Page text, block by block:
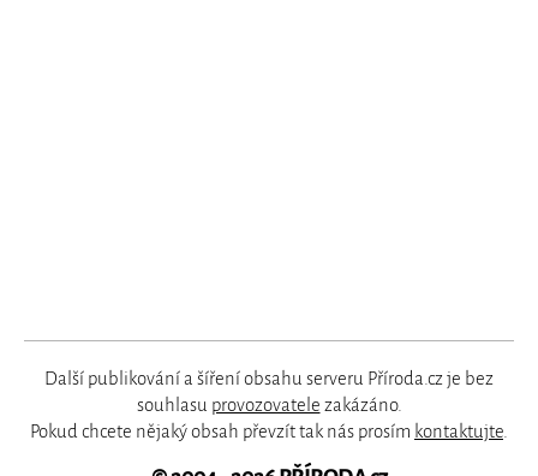
Další publikování a šíření obsahu serveru Příroda.cz je bez
souhlasu provozovatele zakázáno.
Pokud chcete nějaký obsah převzít tak nás prosím kontaktujte.